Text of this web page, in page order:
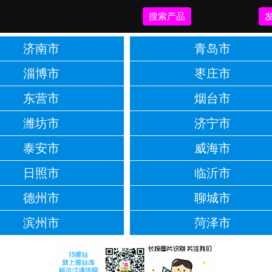
搜索产品
济南市
青岛市
淄博市
枣庄市
东营市
烟台市
潍坊市
济宁市
泰安市
威海市
日照市
临沂市
德州市
聊城市
滨州市
菏泽市